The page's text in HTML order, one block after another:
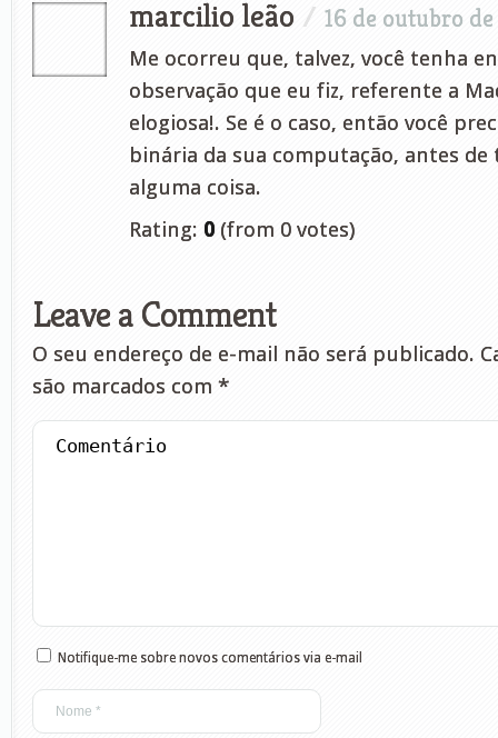
marcilio leão / 16 de outubro
Me ocorreu que, talvez, você tenha
observação que eu fiz, referente a
elogiosa!. Se é o caso, então você
binária da sua computação, antes
alguma coisa.
Rating: 0 (from 0 votes)
Leave a Comment
O seu endereço de e-mail não será publicado.
são marcados com *
Notifique-me sobre novos comentários via e-mail